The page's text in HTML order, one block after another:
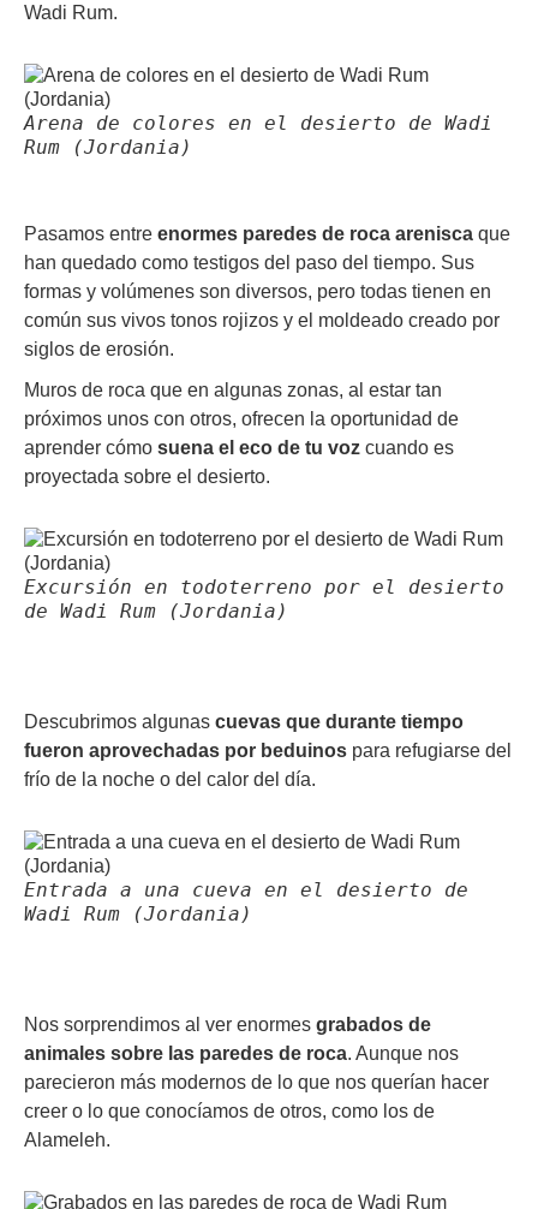
Wadi Rum.
Arena de colores en el desierto de Wadi
Rum (Jordania)
Pasamos entre enormes paredes de roca arenisca que
han quedado como testigos del paso del tiempo. Sus
formas y volúmenes son diversos, pero todas tienen en
común sus vivos tonos rojizos y el moldeado creado por
siglos de erosión.
Muros de roca que en algunas zonas, al estar tan
próximos unos con otros, ofrecen la oportunidad de
aprender cómo suena el eco de tu voz cuando es
proyectada sobre el desierto.
Excursión en todoterreno por el desierto
de Wadi Rum (Jordania)
Descubrimos algunas cuevas que durante tiempo
fueron aprovechadas por beduinos para refugiarse del
frío de la noche o del calor del día.
Entrada a una cueva en el desierto de
Wadi Rum (Jordania)
Nos sorprendimos al ver enormes grabados de
animales sobre las paredes de roca. Aunque nos
parecieron más modernos de lo que nos querían hacer
creer o lo que conocíamos de otros, como los de
Alameleh.